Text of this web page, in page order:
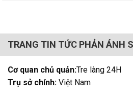
TRANG TIN TỨC PHẢN ÁNH
Cơ quan chủ quản:Tre làng 24H
Trụ sở chính: Việt Nam